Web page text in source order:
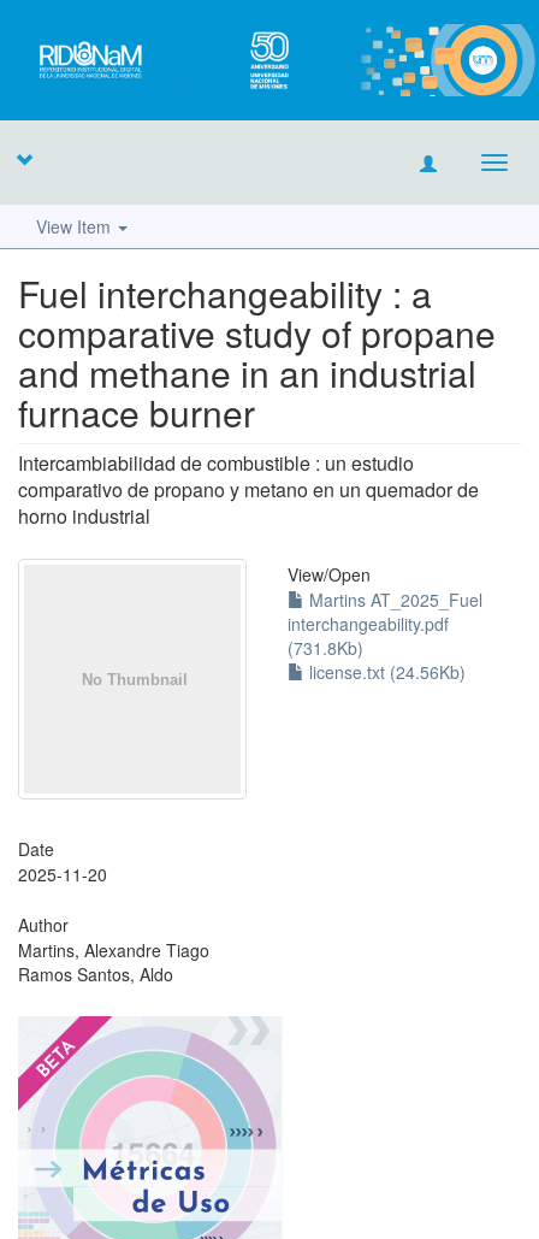
View Item
Fuel interchangeability : a
comparative study of propane
and methane in an industrial
furnace burner
Intercambiabilidad de combustible : un estudio
comparativo de propano y metano en un quemador de
horno industrial
View/Open
Martins AT_2025_Fuel
interchangeability.pdf
(731.8Kb)
license.txt (24.56Kb)
Date
2025-11-20
Author
Martins, Alexandre Tiago
Ramos Santos, Aldo
?